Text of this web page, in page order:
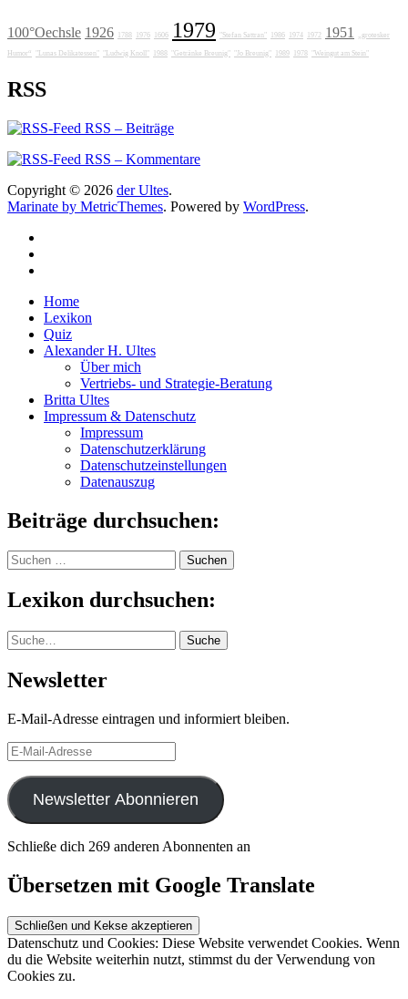
100°Oechsle 1926 1788 1976 1606 1979 "Stefan Sattran" 1986 1974 1972 1951 „grotesker
Humor“ "Lunas Delikatessen" "Ludwig Knoll" 1988 "Getränke Breunig" "Jo Breunig" 1989 1978 "Weingut am Stein"
RSS
RSS – Beiträge
RSS – Kommentare
Copyright © 2026 der Ultes.
Marinate by MetricThemes. Powered by WordPress.
Home
Lexikon
Quiz
Alexander H. Ultes
Über mich
Vertriebs- und Strategie-Beratung
Britta Ultes
Impressum & Datenschutz
Impressum
Datenschutzerklärung
Datenschutzeinstellungen
Datenauszug
Beiträge durchsuchen:
Suchen
nach:
Lexikon durchsuchen:
Suche Suche
Newsletter
E-Mail-Adresse eintragen und informiert bleiben.
E-
Mail-
Adresse
Newsletter Abonnieren
Schließe dich 269 anderen Abonnenten an
Übersetzen mit Google Translate
Datenschutz und Cookies: Diese Website verwendet Cookies. Wenn
du die Website weiterhin nutzt, stimmst du der Verwendung von
Cookies zu.